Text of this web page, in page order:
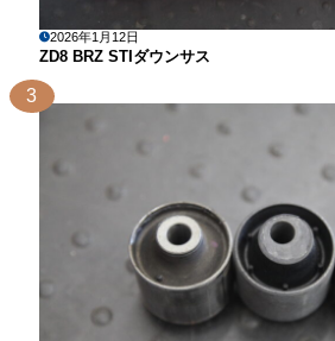
2026年1月12日
ZD8 BRZ STIダウンサス
3